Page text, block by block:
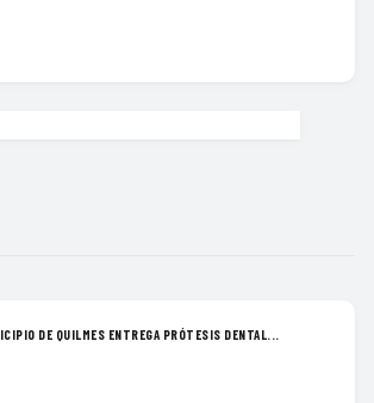
DE QUILMES ENTREGA PRÓTESIS DENTAL...